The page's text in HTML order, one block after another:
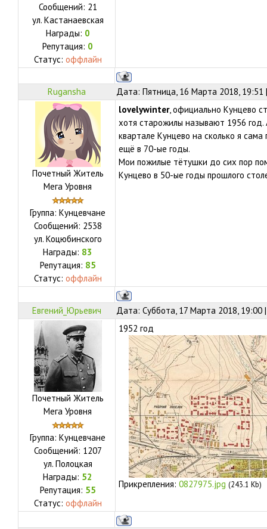
Сообщений: 21
ул. Кастанаевская
Награды: 0
Репутация: 0
Статус: оффлайн
Rugansha Дата: Пятница, 16 Марта 2018,
Почетный Житель
Мега Уровня
Группа: Кунцевчане
Сообщений: 2538
ул. Коцюбинского
Награды: 83
Репутация: 85
Статус: оффлайн
lovelywinter, официально Кунцево
хотя старожилы называют 1956
квартале Кунцево на сколько я
ещё в 70-ые годы.
Мои пожилые тётушки до сих пор
Кунцево в 50-ые годы прошлого
Евгений_Юрьевич Дата: Суббота, 17 Марта 2018,
Почетный Житель
Мега Уровня
Группа: Кунцевчане
Сообщений: 1207
ул. Полоцкая
Награды: 52
Репутация: 55
Статус: оффлайн
1952 год
Прикрепления: 0827975.jpg (243.1 Kb)